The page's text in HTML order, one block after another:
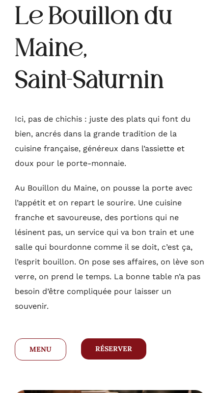
Le Bouillon du
Maine,
Saint-Saturnin
Ici, pas de chichis : juste des plats qui font du
bien, ancrés dans la grande tradition de la
cuisine française, généreux dans l’assiette et
doux pour le porte-monnaie.
Au Bouillon du Maine, on pousse la porte avec
l’appétit et on repart le sourire. Une cuisine
franche et savoureuse, des portions qui ne
lésinent pas, un service qui va bon train et une
salle qui bourdonne comme il se doit, c’est ça,
l’esprit bouillon. On pose ses affaires, on lève son
verre, on prend le temps. La bonne table n’a pas
besoin d’être compliquée pour laisser un
souvenir.
MENU RÉSERVER